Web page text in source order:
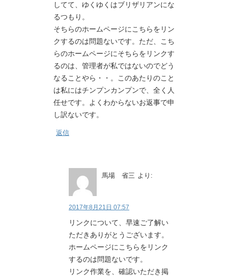
してて、ゆくゆくはブリザリアンにな
るつもり。
そちらのホームページにこちらをリン
クするのは問題ないです。ただ、こち
らのホームページにそちらをリンクす
るのは、管理者が私ではないのでどう
なることやら・・。このあたりのこと
は私にはチンプンカンプンで、全く人
任せです。よくわからないお返事で申
し訳ないです。
返信
馬場 省三 より:
2017年8月21日 07:57
リンクについて、早速ご了解い
ただきありがとうございます。
ホームページにこちらをリンク
するのは問題ないです。
リンク作業を、確認いただき掲